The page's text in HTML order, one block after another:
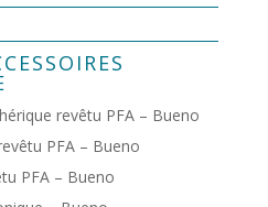
revêtu PFA – Bueno
PFA – Bueno
PFA – Bueno